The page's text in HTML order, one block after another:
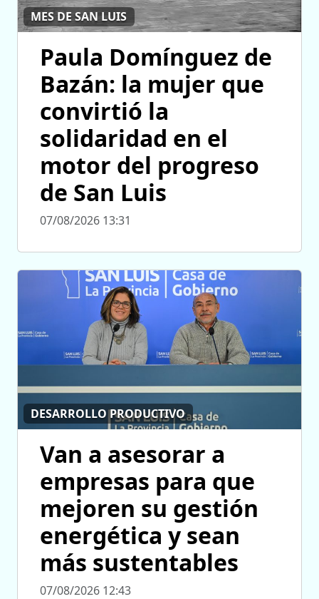
MES DE SAN LUIS
Paula Domínguez de
Bazán: la mujer que
convirtió la
solidaridad en el
motor del progreso
de San Luis
07/08/2026 13:31
DESARROLLO PRODUCTIVO
Van a asesorar a
empresas para que
mejoren su gestión
energética y sean
más sustentables
07/08/2026 12:43